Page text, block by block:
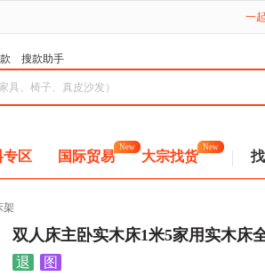
一
搜款助手
专区 国际贸易
New
大宗找货
New
架
双人床主卧实木床1米5家用实木床
退 图